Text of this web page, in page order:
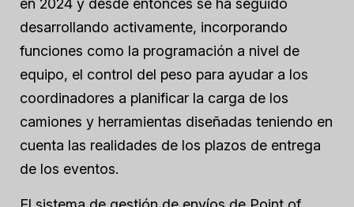
en 2024 y desde entonces se ha seguido
desarrollando activamente, incorporando
funciones como la programación a nivel de
equipo, el control del peso para ayudar a los
coordinadores a planificar la carga de los
camiones y herramientas diseñadas teniendo en
cuenta las realidades de los plazos de entrega
de los eventos.